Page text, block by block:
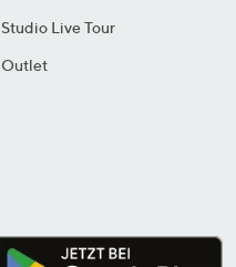
Studio Live Tour
Outlet